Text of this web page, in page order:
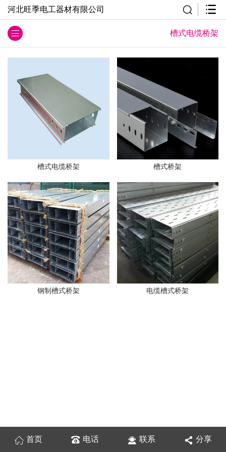
河北旺季电工器材有限公司
槽式电缆桥架
槽式电缆桥架 槽式桥架
钢制槽式桥架 电缆槽式桥架
首页 电话 联系 分享